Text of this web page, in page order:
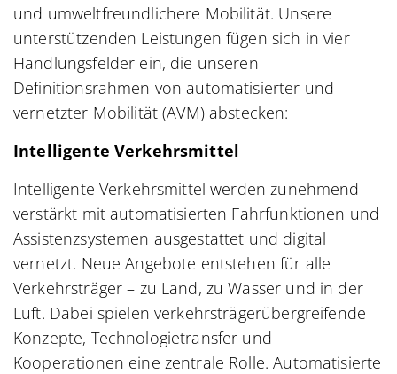
und umweltfreundlichere Mobilität. Unsere
unterstützenden Leistungen fügen sich in vier
Handlungsfelder ein, die unseren
Definitionsrahmen von automatisierter und
vernetzter Mobilität (AVM) abstecken:
Intelligente Verkehrsmittel
Intelligente Verkehrsmittel werden zunehmend
verstärkt mit automatisierten Fahrfunktionen und
Assistenzsystemen ausgestattet und digital
vernetzt. Neue Angebote entstehen für alle
Verkehrsträger – zu Land, zu Wasser und in der
Luft. Dabei spielen verkehrsträgerübergreifende
Konzepte, Technologietransfer und
Kooperationen eine zentrale Rolle. Automatisierte